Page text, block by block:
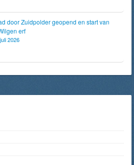
door Zuidpolder geopend en start van
erf
2026